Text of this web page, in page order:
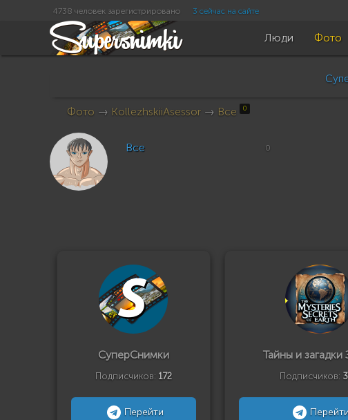
4738 человек зарегистрировано 3 сейчас на сайте
Люди Фото
Фото → KollezhskiiAsessor → Все 0
0
Все
СуперСнимки
Подписчиков: 172
Перейти
Тайны и загадки
Подписчиков: